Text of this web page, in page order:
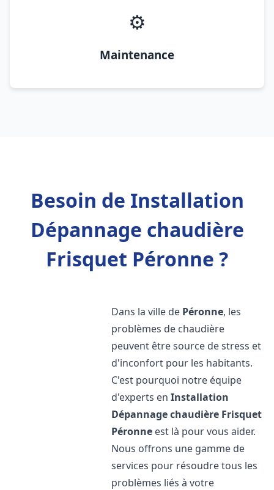
⚙️
Maintenance
Besoin de Installation
Dépannage chaudière
Frisquet Péronne ?
Dans la ville de Péronne, les
problèmes de chaudière
peuvent être source de stress et
d'inconfort pour les habitants.
C'est pourquoi notre équipe
d'experts enInstallation
Dépannage chaudière Frisquet
Péronne est là pour vous aider.
Nous offrons une gamme de
services pour résoudre tous les
problèmes liés à votre